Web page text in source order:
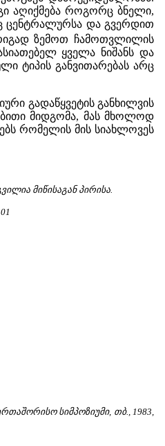
აღიქმება როგორც ბნელი,
ცენტრალურსა და გვერდით
ზემოთ ჩამოთვლილის
ყველა ნიშანს და
ტიპის განვითარებას არც
გადაწყვეტის განხილვის
მიდგომა, მას მხოლოდ
რომელის მის სიახლოვეს
მიწისაგან პირისა.
სიმპოზიუმი, თბ., 1983,